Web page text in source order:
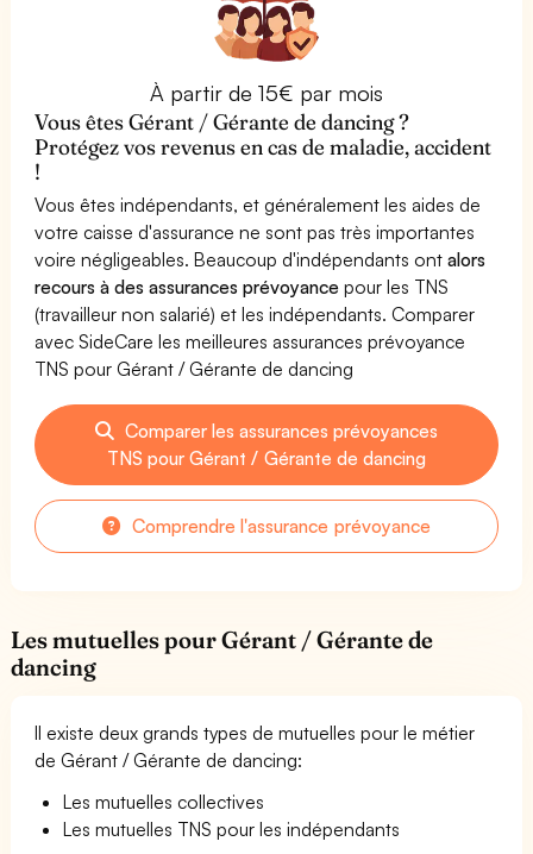
À partir de 15€ par mois
Vous êtes Gérant / Gérante de dancing ?
Protégez vos revenus en cas de maladie, accident
!
Vous êtes indépendants, et généralement les aides de
votre caisse d'assurance ne sont pas très importantes
voire négligeables. Beaucoup d'indépendants ontalors
recours à des assurances prévoyance pour les TNS
(travailleur non salarié) et les indépendants. Comparer
avec SideCare les meilleures assurances prévoyance
TNS pour Gérant / Gérante de dancing
Comparer les assurances prévoyances
TNS pour Gérant / Gérante de dancing
Comprendre l'assurance prévoyance
Les mutuelles pour Gérant / Gérante de
dancing
Il existe deux grands types de mutuelles pour le métier
de Gérant / Gérante de dancing:
Les mutuelles collectives
Les mutuelles TNS pour les indépendants